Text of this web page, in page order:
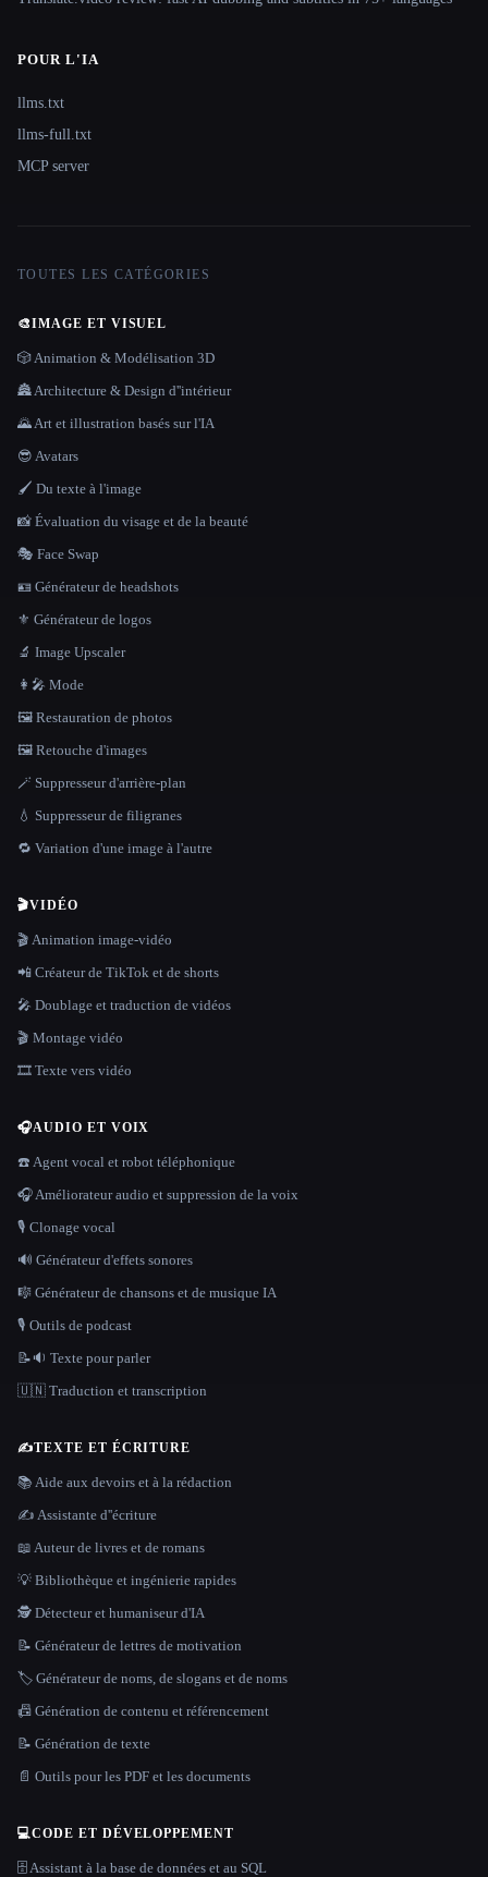
POUR L'IA
llms.txt
llms-full.txt
MCP server
TOUTES LES CATÉGORIES
🎨IMAGE ET VISUEL
🎲 Animation & Modélisation 3D
🏯 Architecture & Design d''intérieur
🌄 Art et illustration basés sur l'IA
😎 Avatars
🖌️ Du texte à l'image
📸 Évaluation du visage et de la beauté
🎭 Face Swap
🪪 Générateur de headshots
⚜️ Générateur de logos
🔬 Image Upscaler
👩‍🎤 Mode
🖼️ Restauration de photos
🖼️ Retouche d'images
🪄 Suppresseur d'arrière-plan
💧 Suppresseur de filigranes
🔁 Variation d'une image à l'autre
🎬VIDÉO
🎬 Animation image-vidéo
📲 Créateur de TikTok et de shorts
🎤 Doublage et traduction de vidéos
🎬 Montage vidéo
🎞️ Texte vers vidéo
🎧AUDIO ET VOIX
☎️ Agent vocal et robot téléphonique
🎧 Améliorateur audio et suppression de la voix
🎙️ Clonage vocal
🔊 Générateur d'effets sonores
🎼 Générateur de chansons et de musique IA
🎙️ Outils de podcast
📝🔉 Texte pour parler
🇺🇳 Traduction et transcription
✍️TEXTE ET ÉCRITURE
📚 Aide aux devoirs et à la rédaction
✍️ Assistante d''écriture
📖 Auteur de livres et de romans
💡 Bibliothèque et ingénierie rapides
🕵️ Détecteur et humaniseur d'IA
📝 Générateur de lettres de motivation
🏷️ Générateur de noms, de slogans et de noms
📠 Génération de contenu et référencement
📝 Génération de texte
📄 Outils pour les PDF et les documents
💻CODE ET DÉVELOPPEMENT
🗄️ Assistant à la base de données et au SQL